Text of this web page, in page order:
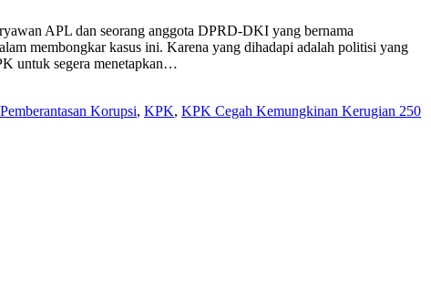
APL dan seorang anggota DPRD-DKI yang bernama
membongkar kasus ini. Karena yang dihadapi adalah politisi yang
untuk segera menetapkan…
Korupsi, KPK, KPK Cegah Kemungkinan Kerugian 250